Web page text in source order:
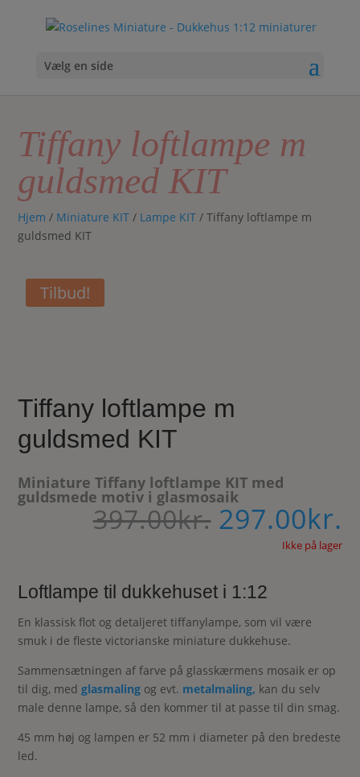
Vælg en side
Tiffany loftlampe m
guldsmed KIT
Hjem / Miniature KIT / Lampe KIT / Tiffany loftlampe m
guldsmed KIT
Tilbud!
Tiffany loftlampe m
guldsmed KIT
Miniature Tiffany loftlampe KIT med
guldsmede motiv i glasmosaik
397.00kr. Den
397.00kr..
297.00kr.
Ikke på lager
Loftlampe til dukkehuset i 1:12
En klassisk flot og detaljeret tiffanylampe, som vil være
smuk i de fleste victorianske miniature dukkehuse.
Sammensætningen af farve på glasskærmens mosaik er op
til dig, medglasmaling og evt. metalmaling, kan du selv
male denne lampe, så den kommer til at passe til din smag.
45 mm høj og lampen er 52 mm i diameter på den bredeste
led.